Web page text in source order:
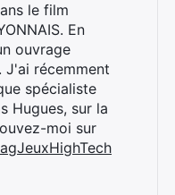
le film
En
ouvrage
J'ai récemment
spécialiste
Hugues, sur la
moi sur